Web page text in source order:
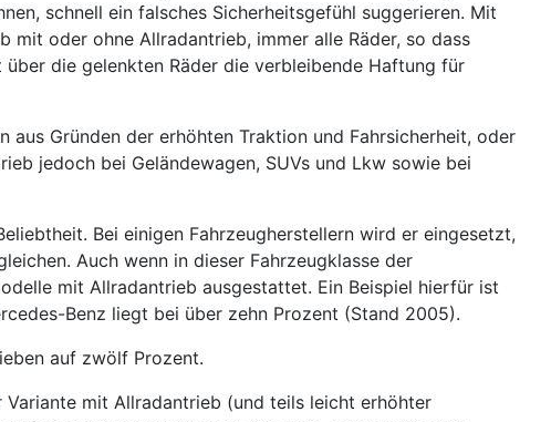
schnell ein falsches Sicherheitsgefühl suggerieren. Mit
mit oder ohne Allradantrieb, immer alle Räder, so dass
die gelenkten Räder die verbleibende Haftung für
Gründen der erhöhten Traktion und Fahrsicherheit, oder
jedoch bei Geländewagen, SUVs und Lkw sowie bei
Bei einigen Fahrzeugherstellern wird er eingesetzt,
Auch wenn in dieser Fahrzeugklasse der
mit Allradantrieb ausgestattet. Ein Beispiel hierfür ist
Benz liegt bei über zehn Prozent (Stand 2005).
auf zwölf Prozent.
Variante mit Allradantrieb (und teils leicht erhöhter